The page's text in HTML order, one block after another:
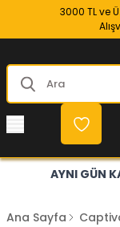
3000 TL ve
AYNI GÜN
Ana Sayfa